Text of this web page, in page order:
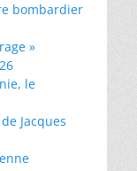
bombardier
»
le
Jacques